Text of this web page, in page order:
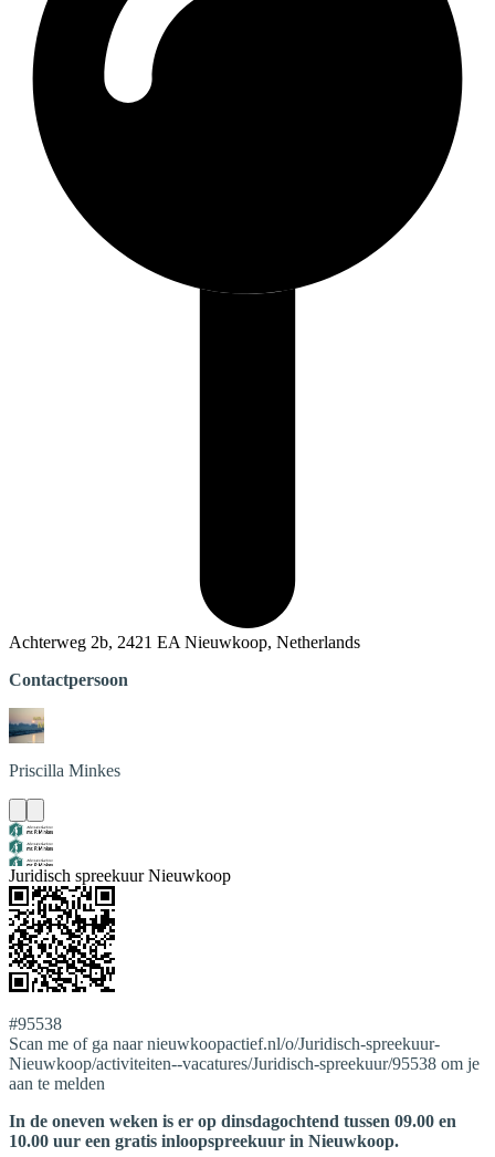
Achterweg 2b, 2421 EA Nieuwkoop, Netherlands
Contactpersoon
Priscilla Minkes
Juridisch spreekuur Nieuwkoop
#95538
Scan me of ga naar nieuwkoopactief.nl/o/Juridisch-spreekuur-
Nieuwkoop/activiteiten--vacatures/Juridisch-spreekuur/95538 om je
aan te melden
In de oneven weken is er op dinsdagochtend tussen 09.00 en
10.00 uur een gratis inloopspreekuur in Nieuwkoop.